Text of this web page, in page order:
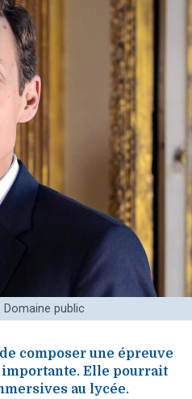
public
composer une épreuve
importante. Elle pourrait
au lycée.